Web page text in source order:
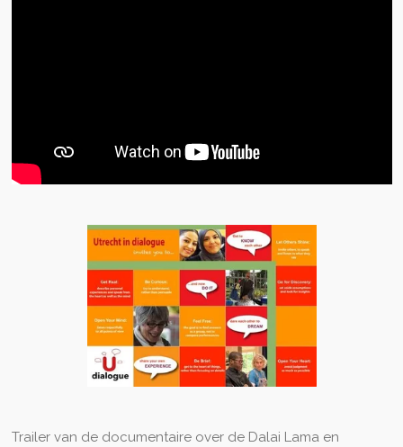
Trailer van de documentaire over de Dalai Lama en